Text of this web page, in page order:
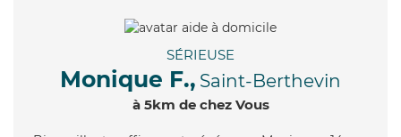
SÉRIEUSE
Monique F., Saint-Berthevin
à 5km de chez Vous